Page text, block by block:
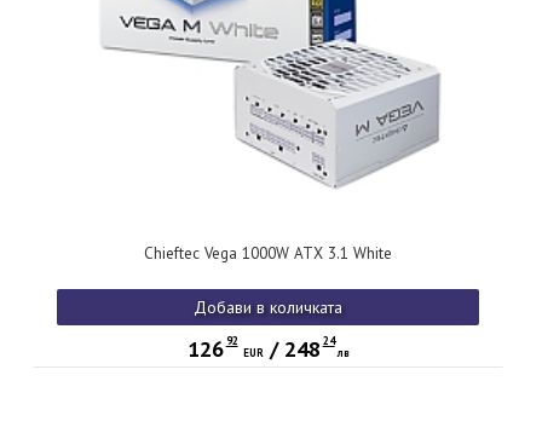
Chieftec Vega 1000W ATX 3.1 White
Добави в количката
126 92
EUR/ 248 24
лв